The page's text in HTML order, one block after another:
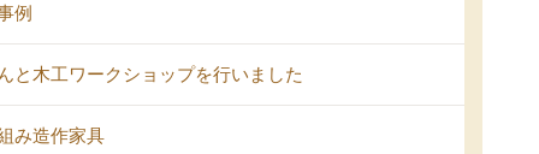
例
と木工ワークショップを行いました
み造作家具